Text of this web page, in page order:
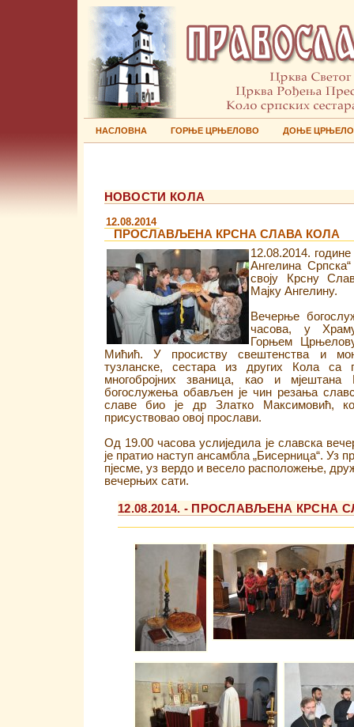
НАСЛОВНА ГОРЊЕ ЦРЊЕЛОВО ДОЊЕ
НОВОСТИ КОЛА
12.08.2014
ПРОСЛАВЉЕНА КРСНА СЛАВА КОЛА
12.08.2014.
Ангелина
своју Крсну
Мајку Ангелину.
Вечерње
часова, у
Горњем
Мићић. У просиству свештенства и
тузланске, сестара из других Кола са
многобројних званица, као и
богослужења обављен је чин резања
славе био је др Златко Максимовић,
присуствовао овој прослави.
Од 19.00 часова услиједила је славска
је пратио наступ ансамбла „Бисерница“. Уз
пјесме, уз вердо и весело расположење,
вечерњих сати.
12.08.2014. - ПРОСЛАВЉЕНА КРСНА